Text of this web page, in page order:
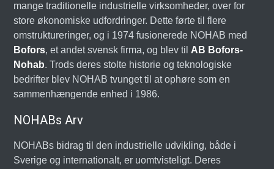
mange traditionelle industrielle virksomheder, over for
store økonomiske udfordringer. Dette førte til flere
omstruktureringer, og i 1974 fusionerede NOHAB med
Bofors, et andet svensk firma, og blev til AB Bofors-
Nohab. Trods deres stolte historie og teknologiske
bedrifter blev NOHAB tvunget til at ophøre som en
sammenhængende enhed i 1986.
NOHABs Arv
NOHABs bidrag til den industrielle udvikling, både i
Sverige og internationalt, er uomtvisteligt. Deres